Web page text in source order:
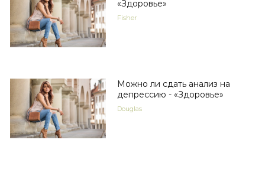
«Здоровье»
Fisher
Можно ли сдать анализ на
депрессию - «Здоровье»
Douglas